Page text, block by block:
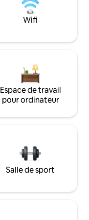
Wifi
Espace de travail
pour ordinateur
Salle de sport